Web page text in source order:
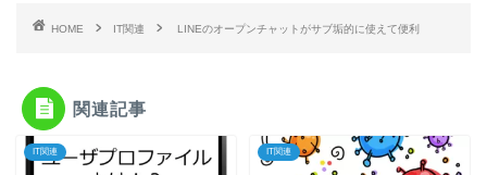
HOME IT関連 LINEのオープンチャットがサブ垢的に使えて便利
関連記事
IT関連 IT関連